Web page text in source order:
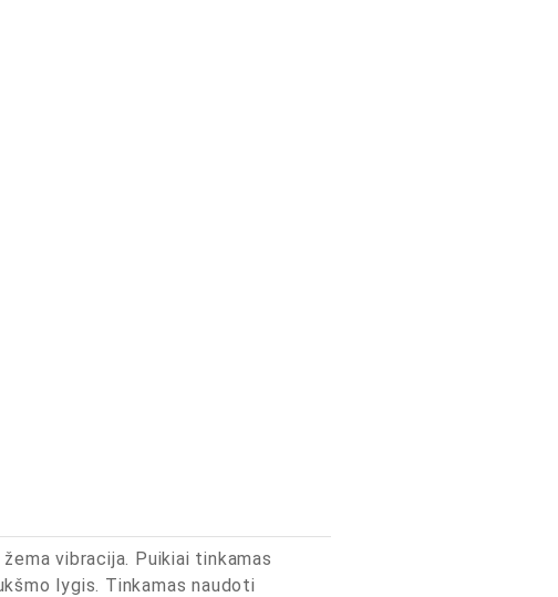
vibracija. Puikiai tinkamas
lygis. Tinkamas naudoti